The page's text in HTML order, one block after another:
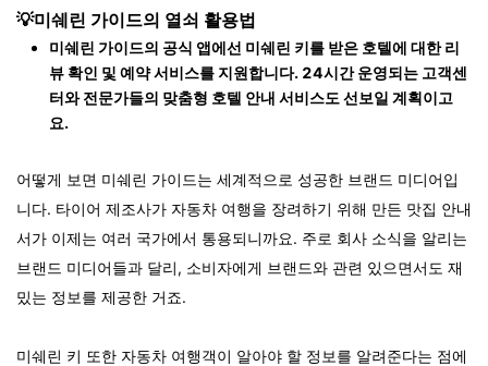
💡미쉐린 가이드의 열쇠 활용법
미쉐린 가이드의 공식 앱에선 미쉐린 키를 받은 호텔에 대한 리
뷰 확인 및 예약 서비스를 지원합니다. 24시간 운영되는 고객센
터와 전문가들의 맞춤형 호텔 안내 서비스도 선보일 계획이고
요.
어떻게 보면 미쉐린 가이드는 세계적으로 성공한 브랜드 미디어입
니다. 타이어 제조사가 자동차 여행을 장려하기 위해 만든 맛집 안내
서가 이제는 여러 국가에서 통용되니까요. 주로 회사 소식을 알리는
브랜드 미디어들과 달리, 소비자에게 브랜드와 관련 있으면서도 재
밌는 정보를 제공한 거죠.
미쉐린 키 또한 자동차 여행객이 알아야 할 정보를 알려준다는 점에